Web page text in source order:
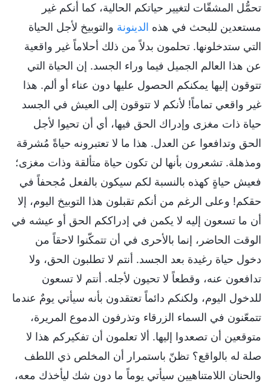
تحمُّل المشقّات لتغيير حياتكم الحالية، كما أنكم غير
مستعدين للبحث في هذه الدينونة والتوبيخ لأجل الحياة
التي ستدخلونها. تحلمون بدلاً من ذلك أحلاماً غير واقعية
عن هذا العالم الجميل فيما وراء الجسد. إن الحياة التي
تتوقون إليها يمكنكم الحصول عليها دون عناء أو ألم. هذا
غير واقعي تماماً! لأنكم لا تتوقون إلى العيش في الجسد
حياة ذات مغزى وإدراك الحق فيها، أي أن تحيوا لأجل
الحق وتدافعوا عن العدل. هذا ما لا تعتبرونه حياةً مُشرقة
ومذهلة. تشعرون بأنها لن تكون حياة متألقة وذات مغزى؛
فعيش حياةٍ كهذه بالنسبة لكم سيكون بالفعل مُجحفاً في
حقكم! وعلى الرغم من أنكم تقبلون هذا التوبيخ اليوم، إلا
أن ما تسعون إليه لا يكمن في إدراككم الحق أو عيشه في
الوقت الحاضر، إنما بالأحرى في أن تتمكّنوا لاحقاً من
دخول حياة رغيدة بعد الجسد. أنتم لا تطلبون الحق، ولا
تدافعون عنه، وقطعاً لا تحيون لأجله. أنتم لا تسعون
للدخول اليوم، ولكنكم دائماً تعتقدون بأنه سيأتي يومٌ عندما
تتمعّنون في السماء الزرقاء وتذرفون الدموع المريرة،
متوقعين أن تصعدوا إليها. ألا تعلمون أن تفكيركم هذا لا
صلة له بالواقع؟ تظنّ باستمرار أن المخلص ذي اللطف
والحنان اللامتناهيين سيأتي يوماً ما دون شك ليأخذك معه،